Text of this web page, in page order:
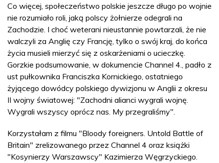
Co więcej, społeczeństwo polskie jeszcze długo po wojnie
nie rozumiało roli, jaką polscy żołnierze odegrali na
Zachodzie. I choć weterani nieustannie powtarzali, że nie
walczyli za Anglię czy Francję, tylko o swój kraj, do końca
życia musieli mierzyć się z oskarżeniami o ucieczkę.
Gorzkie podsumowanie, w dokumencie Channel 4., padło z
ust pułkownika Franciszka Kornickiego, ostatniego
żyjącego dowódcy polskiego dywizjonu w Anglii z okresu
II wojny światowej: "Zachodni alianci wygrali wojnę.
Wygrali wszyscy oprócz nas. My przegraliśmy".
Korzystałam z filmu "Bloody foreigners. Untold Battle of
Britain" zrelizowanego przez Channel 4 oraz książki
"Kosynierzy Warszawscy" Kazimierza Węgrzyckiego.